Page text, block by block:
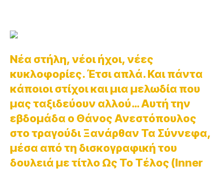
Νέα στήλη, νέοι ήχοι, νέες
κυκλοφορίες. Έτσι απλά. Και πάντα
κάποιοι στίχοι και μια μελωδία που
μας ταξιδεύουν αλλού… Αυτή την
εβδομάδα ο Θάνος Ανεστόπουλος
στο τραγούδι Ξανάρθαν Τα Σύννεφα,
μέσα από τη δισκογραφική του
δουλειά με τίτλο Ως Το Τέλος (Inner